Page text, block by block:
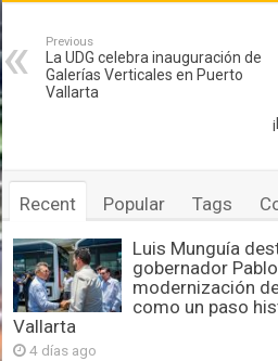
Previous
La UDG celebra inauguración de
Galerías Verticales en Puerto
Vallarta
Recent Popular Tags
Luis Munguía
gobernador
modernización
como un paso
Vallarta
4 días ago